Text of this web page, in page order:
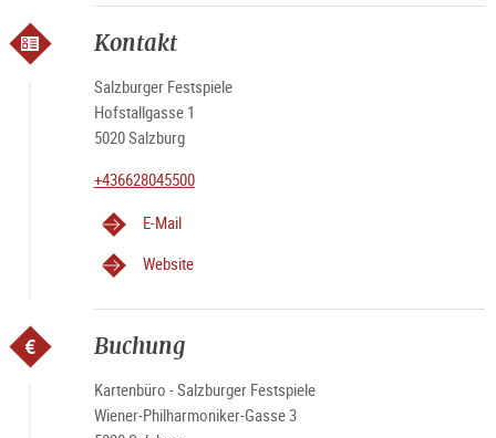
Kontakt
Salzburger Festspiele
Hofstallgasse 1
5020 Salzburg
+436628045500
E-Mail
Website
Buchung
Kartenbüro - Salzburger Festspiele
Wiener-Philharmoniker-Gasse 3